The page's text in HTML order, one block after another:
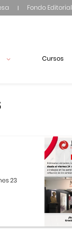
Fondo Editorial
Cursos
23